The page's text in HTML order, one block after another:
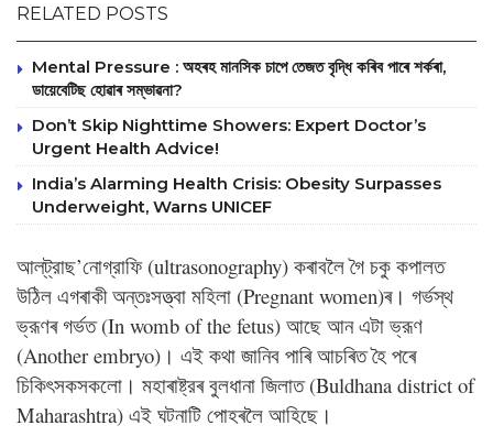
RELATED POSTS
Mental Pressure : অহৰহ মানসিক চাপে তেজত বৃদ্ধি কৰিব পাৰে শৰ্কৰা,
ডায়েবেটিছ হোৱাৰ সম্ভাৱনা?
Don’t Skip Nighttime Showers: Expert Doctor’s
Urgent Health Advice!
India’s Alarming Health Crisis: Obesity Surpasses
Underweight, Warns UNICEF
আল্‌ট্রাছ’নোগ্রাফি (ultrasonography) কৰাবলৈ গৈ চকু কপালত
উঠিল এগৰাকী অন্তঃসত্ত্বা মহিলা (Pregnant women)ৰ। গর্ভস্থ
ভ্রূণৰ গর্ভত (In womb of the fetus) আছে আন এটা ভ্রূণ
(Another embryo)। এই কথা জানিব পাৰি আচৰিত হৈ পৰে
চিকিৎসকসকলো। মহাৰাষ্ট্রৰ বুলধানা জিলাত (Buldhana district of
Maharashtra) এই ঘটনাটি পোহৰলৈ আহিছে।